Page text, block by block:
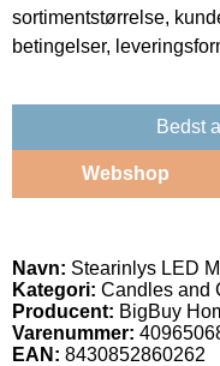
sortimentstørrelse,
betingelser,
Bedst
Webshop
Navn: Stearinlys LED
Kategori: Candles and
Producent: BigBuy
Varenummer:
EAN: 8430852860262